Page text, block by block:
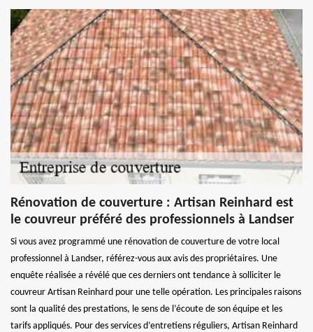
Rénovation de couverture : Artisan Reinhard est
le couvreur préféré des professionnels à Landser
Si vous avez programmé une rénovation de couverture de votre local
professionnel à Landser, référez-vous aux avis des propriétaires. Une
enquête réalisée a révélé que ces derniers ont tendance à solliciter le
couvreur Artisan Reinhard pour une telle opération. Les principales raisons
sont la qualité des prestations, le sens de l’écoute de son équipe et les
tarifs appliqués. Pour des services d’entretiens réguliers, Artisan Reinhard